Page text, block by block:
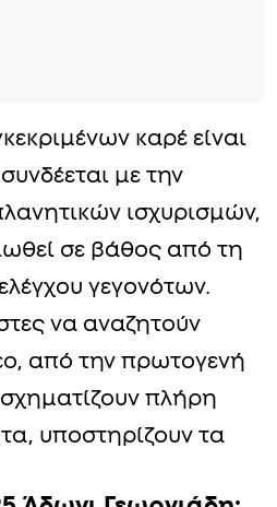
καρέ είναι
με την
ισχυρισμών,
σε βάθος από τη
γεγονότων.
να αναζητούν
από την πρωτογενή
πλήρη
υποστηρίζουν τα